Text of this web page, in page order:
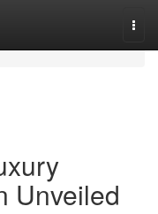
Unveiled